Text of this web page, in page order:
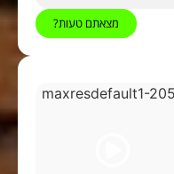
מצאתם טעות?